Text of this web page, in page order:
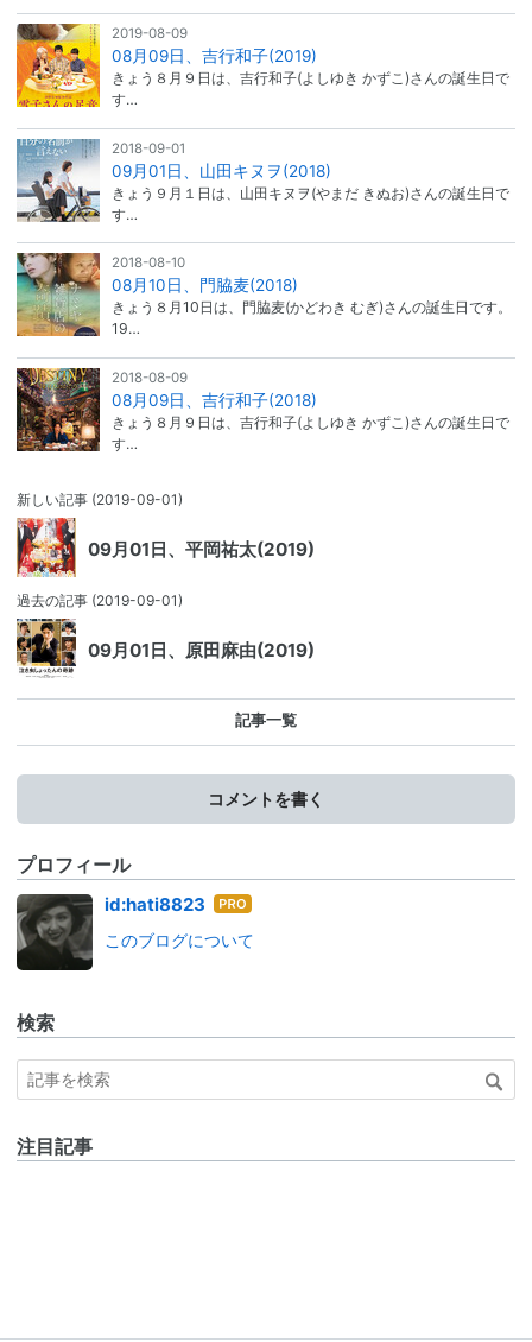
2019-08-09
08月09日、吉行和子(2019)
きょう８月９日は、吉行和子(よしゆき かずこ)さんの誕生日で
す…
2018-09-01
09月01日、山田キヌヲ(2018)
きょう９月１日は、山田キヌヲ(やまだ きぬお)さんの誕生日で
す…
2018-08-10
08月10日、門脇麦(2018)
きょう８月10日は、門脇麦(かどわき むぎ)さんの誕生日です。
19…
2018-08-09
08月09日、吉行和子(2018)
きょう８月９日は、吉行和子(よしゆき かずこ)さんの誕生日で
す…
新しい記事 (2019-09-01)
09月01日、平岡祐太(2019)
過去の記事 (2019-09-01)
09月01日、原田麻由(2019)
記事一覧
コメントを書く
プロフィール
id:hati8823 はて
ログ
このブログについて
検索
注目記事